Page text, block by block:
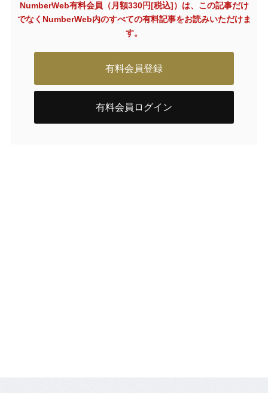
NumberWeb有料会員（月額330円[税込]）は、この記事だけ
でなく NumberWeb内のすべての有料記事をお読みいただけま
す。
有料会員登録
有料会員ログイン